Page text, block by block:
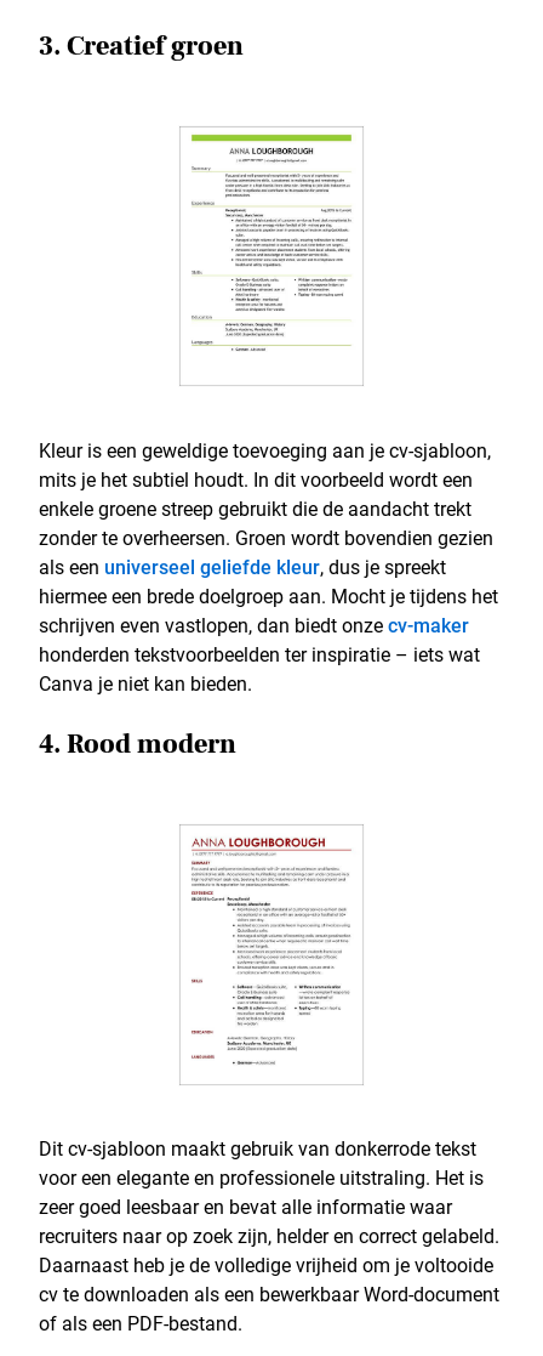
3. Creatief groen
Kleur is een geweldige toevoeging aan je cv-sjabloon,
mits je het subtiel houdt. In dit voorbeeld wordt een
enkele groene streep gebruikt die de aandacht trekt
zonder te overheersen. Groen wordt bovendien gezien
als een universeel geliefde kleur, dus je spreekt
hiermee een brede doelgroep aan. Mocht je tijdens het
schrijven even vastlopen, dan biedt onzecv-maker
honderden tekstvoorbeelden ter inspiratie – iets wat
Canva je niet kan bieden.
4. Rood modern
Dit cv-sjabloon maakt gebruik van donkerrode tekst
voor een elegante en professionele uitstraling. Het is
zeer goed leesbaar en bevat alle informatie waar
recruiters naar op zoek zijn, helder en correct gelabeld.
Daarnaast heb je de volledige vrijheid om je voltooide
cv te downloaden als een bewerkbaar Word-document
of als een PDF-bestand.